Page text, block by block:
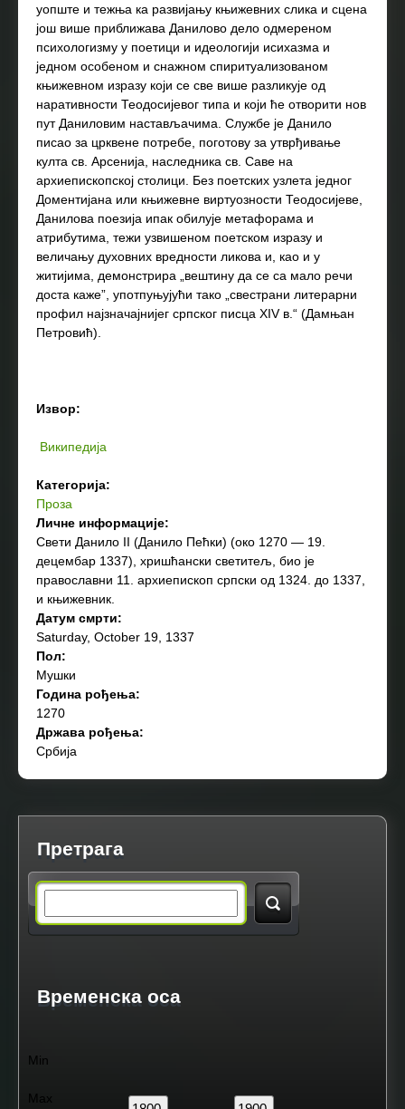
уопште и тежња ка развијању књижевних слика и сцена
још више приближава Данилово дело одмереном
психологизму у поетици и идеологији исихазма и
једном особеном и снажном спиритуализованом
књижевном изразу који се све више разликује од
наративности Теодосијевог типа и који ће отворити нов
пут Даниловим настављачима. Службе је Данило
писао за црквене потребе, поготову за утврђивање
култа св. Арсенија, наследника св. Саве на
архиепископској столици. Без поетских узлета једног
Доментијана или књижевне виртуозности Теодосијеве,
Данилова поезија ипак обилује метафорама и
атрибутима, тежи узвишеном поетском изразу и
величању духовних вредности ликова и, као и у
житијима, демонстрира „вештину да се са мало речи
доста каже”, употпуњујући тако „свестрани литерарни
профил најзначајнијег српског писца ХIV в.“ (Дамњан
Петровић).
Извор:
Википедија
Категорија:
Проза
Личне информације:
Свети Данило II (Данило Пећки) (око 1270 — 19.
децембар 1337), хришћански светитељ, био је
православни 11. архиепископ српски од 1324. до 1337,
и књижевник.
Датум смрти:
Saturday, October 19, 1337
Пол:
Мушки
Година рођења:
1270
Држава рођења:
Србија
Претрага
a
Временска оса
Min
Max